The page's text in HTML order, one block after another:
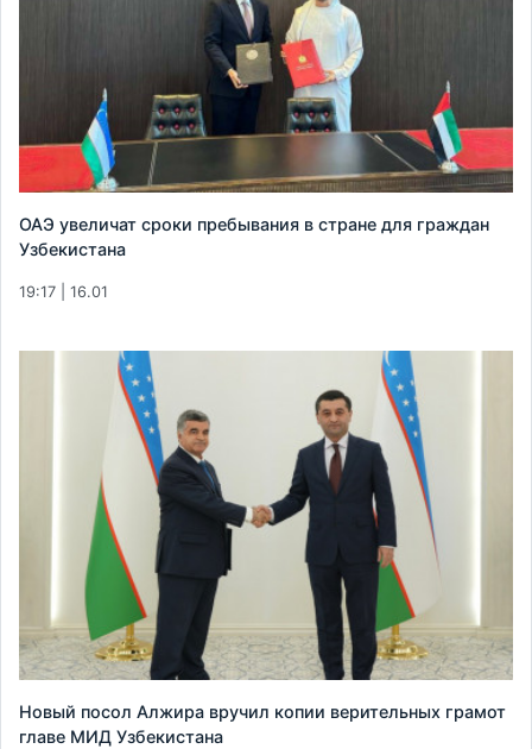
ОАЭ увеличат сроки пребывания в стране для граждан
Узбекистана
19:17 | 16.01
Новый посол Алжира вручил копии верительных грамот
главе МИД Узбекистана